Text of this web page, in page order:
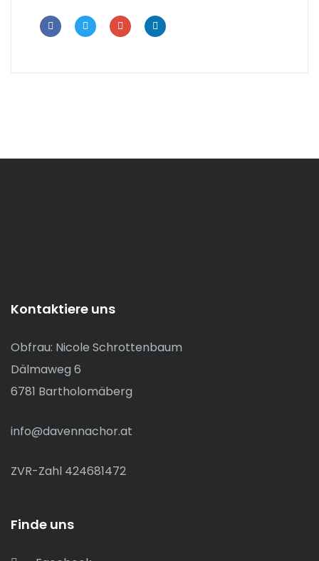
Kontaktiere uns
Obfrau: Nicole Schrottenbaum
Dälmaweg 6
6781 Bartholomäberg
info@davennachor.at
ZVR-Zahl 424681472
Finde uns